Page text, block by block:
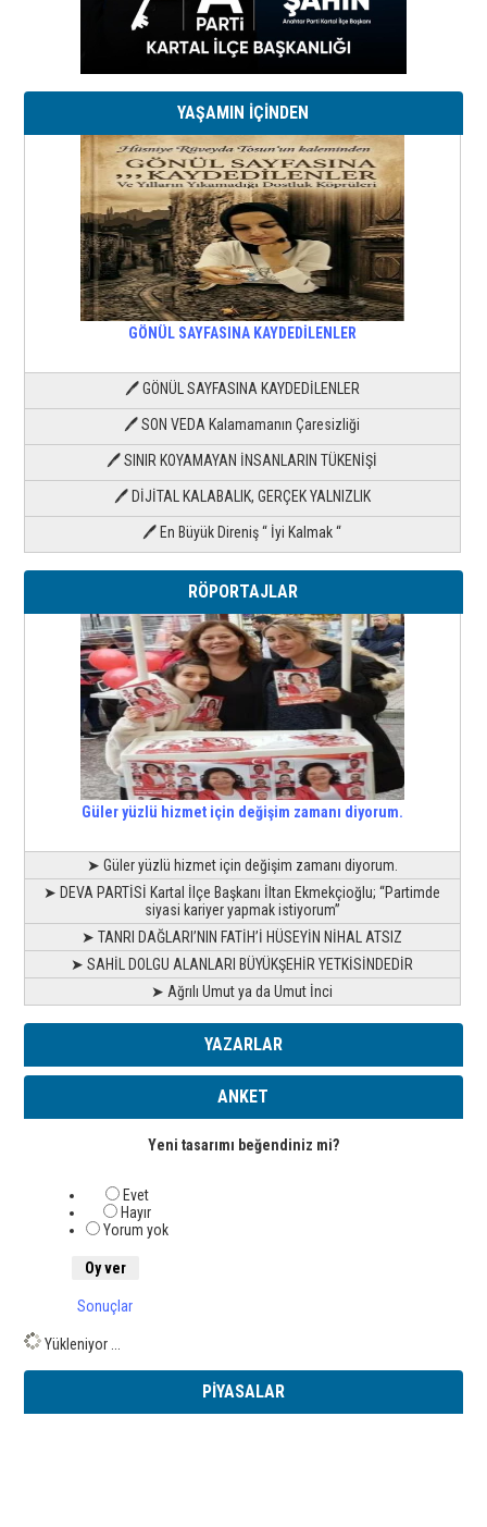
YAŞAMIN İÇİNDEN
GÖNÜL SAYFASINA KAYDEDİLENLER
🖊 GÖNÜL SAYFASINA KAYDEDİLENLER
🖊 SON VEDA Kalamamanın Çaresizliği
🖊 SINIR KOYAMAYAN İNSANLARIN TÜKENİŞİ
🖊 DİJİTAL KALABALIK, GERÇEK YALNIZLIK
🖊 En Büyük Direniş “ İyi Kalmak “
RÖPORTAJLAR
Güler yüzlü hizmet için değişim zamanı diyorum.
➤ Güler yüzlü hizmet için değişim zamanı diyorum.
➤ DEVA PARTİSİ Kartal İlçe Başkanı İltan Ekmekçioğlu; “Partimde
siyasi kariyer yapmak istiyorum”
➤ TANRI DAĞLARI’NIN FATİH’İ HÜSEYİN NİHAL ATSIZ
➤ SAHİL DOLGU ALANLARI BÜYÜKŞEHİR YETKİSİNDEDİR
➤ Ağrılı Umut ya da Umut İnci
YAZARLAR
ANKET
Yeni tasarımı beğendiniz mi?
Evet
Hayır
Yorum yok
Sonuçlar
Yükleniyor ...
PİYASALAR